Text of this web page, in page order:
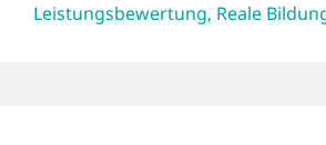
Leistungsbewertung, Reale